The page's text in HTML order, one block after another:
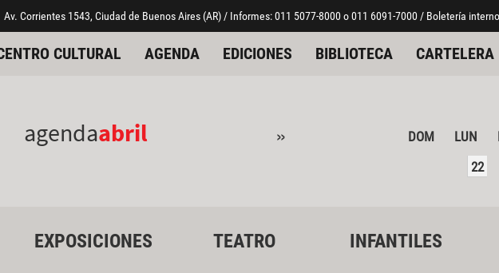
Av. Corrientes 1543, Ciudad de Buenos Aires (AR) / Informes: 011 5077-8000 o 011 6091-7000 / Boletería
CULTURAL AGENDA EDICIONES BIBLIOTECA CARTELERA
agendaabril » DOM LUN
22
EXPOSICIONES TEATRO
INFANTILES